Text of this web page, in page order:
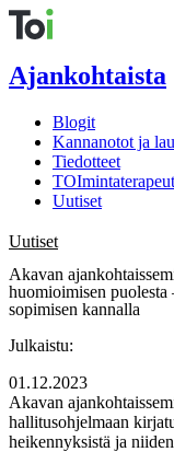
Siirry
sisältöön
Ajankohtaista
Blogit
Kannanotot ja
Tiedotteet
Uutiset
Uutiset
Akavan
huomioimisen puolesta
sopimisen kannalla
Julkaistu:
01.12.2023
Akavan
hallitusohjelmaan
heikennyksistä ja